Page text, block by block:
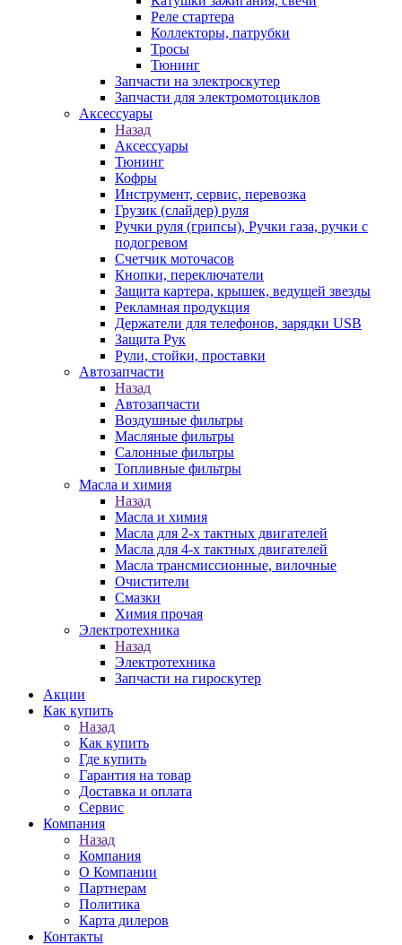
Реле стартера
Коллекторы, патрубки
Тросы
Тюнинг
Запчасти на электроскутер
Запчасти для электромотоциклов
Аксессуары
Назад
Аксессуары
Тюнинг
Кофры
Инструмент, сервис, перевозка
Грузик (слайдер) руля
Ручки руля (грипсы), Ручки газа, ручки с
подогревом
Счетчик моточасов
Кнопки, переключатели
Защита картера, крышек, ведущей звезды
Рекламная продукция
Держатели для телефонов, зарядки USB
Защита Рук
Рули, стойки, проставки
Автозапчасти
Назад
Автозапчасти
Воздушные фильтры
Масляные фильтры
Салонные фильтры
Топливные фильтры
Масла и химия
Назад
Масла и химия
Масла для 2-х тактных двигателей
Масла для 4-х тактных двигателей
Масла трансмиссионные, вилочные
Очистители
Смазки
Химия прочая
Электротехника
Назад
Электротехника
Запчасти на гироскутер
Акции
Как купить
Назад
Как купить
Где купить
Гарантия на товар
Доставка и оплата
Сервис
Компания
Назад
Компания
О Компании
Партнерам
Политика
Карта дилеров
Контакты